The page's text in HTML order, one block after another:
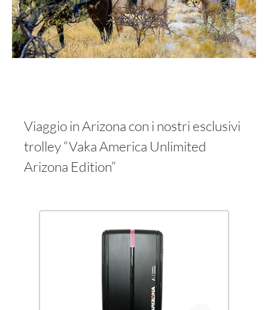
Viaggio in Arizona con i nostri esclusivi
trolley “Vaka America Unlimited
Arizona Edition”